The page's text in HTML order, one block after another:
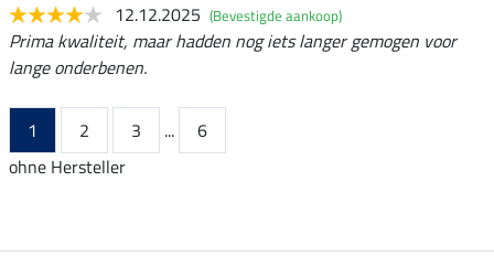
12.12.2025 (Bevestigde aankoop)
Prima kwaliteit, maar hadden nog iets langer gemogen voor
lange onderbenen.
1 2 3 ...
6
ohne Hersteller